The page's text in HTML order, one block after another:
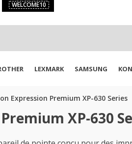
WELCOME10
LEXMARK SAMSUNG
Expression Premium XP-630 Series
XP-630